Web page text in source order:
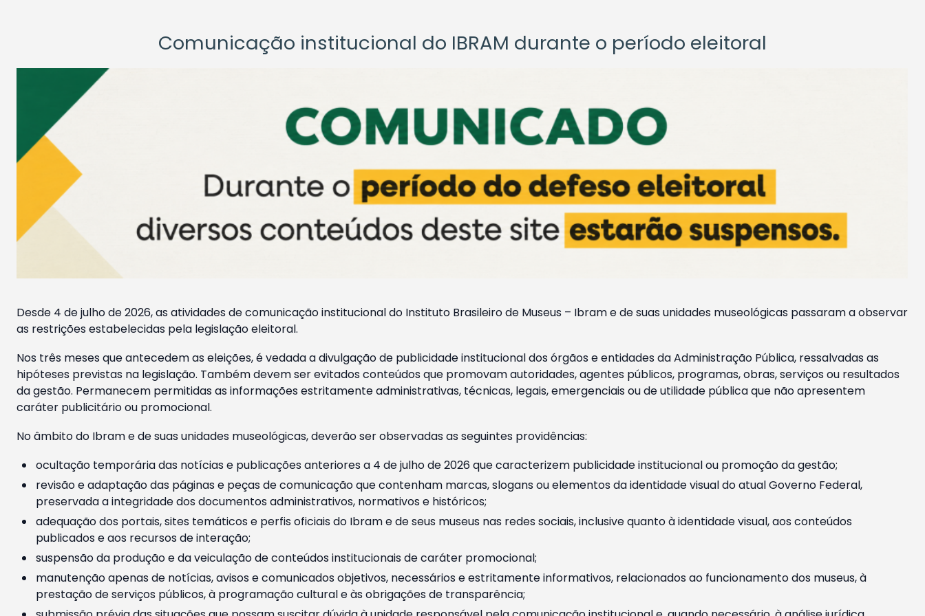
Comunicação institucional do IBRAM durante o período eleitoral
Desde 4 de julho de 2026, as atividades de comunicação institucional do Instituto Brasileiro de Museus – Ibram e de suas unidades museológicas passaram a observar
as restrições estabelecidas pela legislação eleitoral.
Nos três meses que antecedem as eleições, é vedada a divulgação de publicidade institucional dos órgãos e entidades da Administração Pública, ressalvadas as
hipóteses previstas na legislação. Também devem ser evitados conteúdos que promovam autoridades, agentes públicos, programas, obras, serviços ou resultados
da gestão. Permanecem permitidas as informações estritamente administrativas, técnicas, legais, emergenciais ou de utilidade pública que não apresentem
caráter publicitário ou promocional.
No âmbito do Ibram e de suas unidades museológicas, deverão ser observadas as seguintes providências:
ocultação temporária das notícias e publicações anteriores a 4 de julho de 2026 que caracterizem publicidade institucional ou promoção da gestão;
revisão e adaptação das páginas e peças de comunicação que contenham marcas, slogans ou elementos da identidade visual do atual Governo Federal,
preservada a integridade dos documentos administrativos, normativos e históricos;
adequação dos portais, sites temáticos e perfis oficiais do Ibram e de seus museus nas redes sociais, inclusive quanto à identidade visual, aos conteúdos
publicados e aos recursos de interação;
suspensão da produção e da veiculação de conteúdos institucionais de caráter promocional;
manutenção apenas de notícias, avisos e comunicados objetivos, necessários e estritamente informativos, relacionados ao funcionamento dos museus, à
prestação de serviços públicos, à programação cultural e às obrigações de transparência;